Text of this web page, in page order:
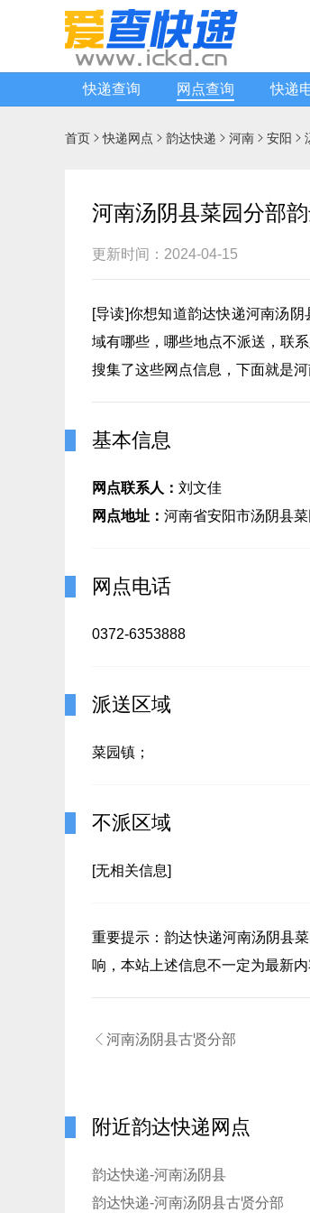
快递查询 网点查询 快递
首页 快递网点  韵达快递  河南  安阳 
河南汤阴县菜园分部
更新时间：2024-04-15
[导读]你想知道韵达快递河南汤阴
域有哪些，哪些地点不派送，联
搜集了这些网点信息，下面就是
基本信息
网点联系人： 刘文佳
网点地址： 河南省安阳市汤阴县
网点电话
0372-6353888
派送区域
菜园镇；
不派区域
[无相关信息]
重要提示：韵达快递河南汤阴县
响，本站上述信息不一定为最新
 河南汤阴县古贤分部
附近韵达快递网点
韵达快递-河南汤阴县
韵达快递-河南汤阴县古贤分部